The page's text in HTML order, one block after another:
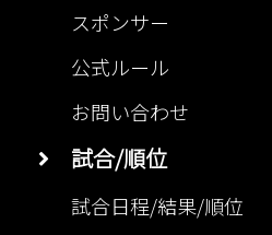
スポンサー
公式ルール
お問い合わせ
試合/順位
試合日程/結果/順位